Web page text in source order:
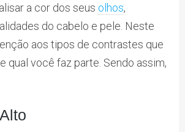
a cor dos seus olhos,
do cabelo e pele. Neste
aos tipos de contrastes que
qual você faz parte. Sendo assim,